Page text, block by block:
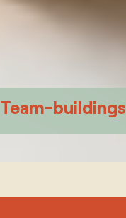
Team-buildings